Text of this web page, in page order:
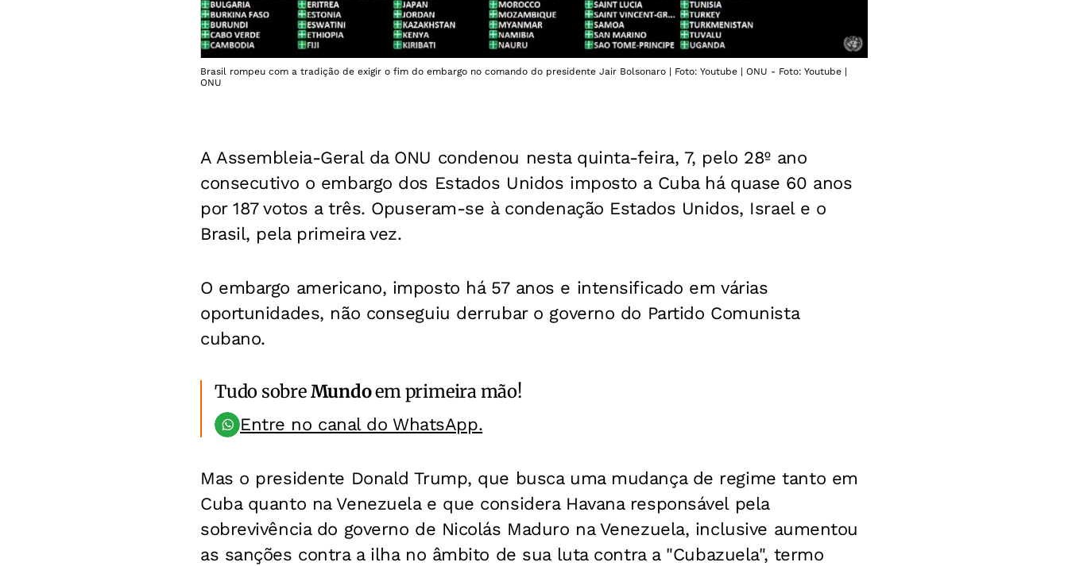
Brasil rompeu com a tradição de exigir o fim do embargo no comando do presidente Jair Bolsonaro | Foto: Youtube | ONU - Foto: Youtube |
ONU
A Assembleia-Geral da ONU condenou nesta quinta-feira, 7, pelo 28º ano
consecutivo o embargo dos Estados Unidos imposto a Cuba há quase 60 anos
por 187 votos a três. Opuseram-se à condenação Estados Unidos, Israel e o
Brasil, pela primeira vez.
O embargo americano, imposto há 57 anos e intensificado em várias
oportunidades, não conseguiu derrubar o governo do Partido Comunista
cubano.
Tudo sobreMundoem primeira mão!
Entre no canal do WhatsApp.
Mas o presidente Donald Trump, que busca uma mudança de regime tanto em
Cuba quanto na Venezuela e que considera Havana responsável pela
sobrevivência do governo de Nicolás Maduro na Venezuela, inclusive aumentou
as sanções contra a ilha no âmbito de sua luta contra a "Cubazuela", termo